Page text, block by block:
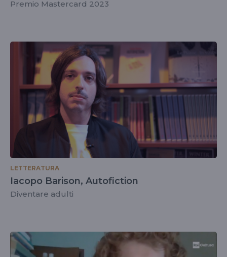
Premio Mastercard 2023
LETTERATURA
Iacopo Barison, Autofiction
Diventare adulti